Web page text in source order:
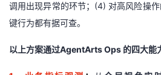
调用出现异常的环节； (4) 对高风险操
键行为都有据可查。
以上方案通过AgentArts Ops 的四大能